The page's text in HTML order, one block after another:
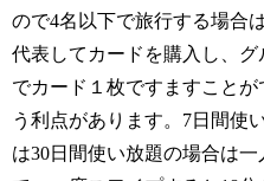
ので4名以下で旅行する場合
代表してカードを購入し、グ
でカード１枚ですますことが
う利点があります。7日間使
は30日間使い放題の場合は